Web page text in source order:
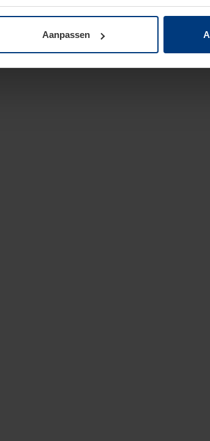
Privacyverklaringop onze website wijzigen
Aanpassen